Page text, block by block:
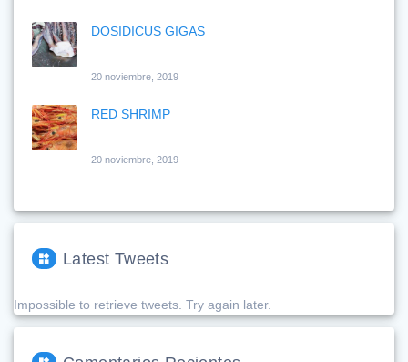
DOSIDICUS GIGAS
20 noviembre, 2019
RED SHRIMP
20 noviembre, 2019
Latest Tweets
Impossible to retrieve tweets. Try again later.